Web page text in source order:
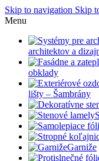
Skip to navigation Skip
Menu
architektov a
obklady
lišty – Šambrány
Garniže